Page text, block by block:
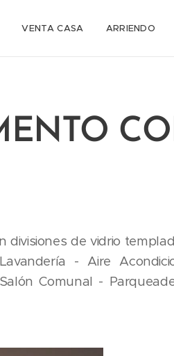
VENTA CASA ARRIENDO
de vidrio
- Aire
Comunal -